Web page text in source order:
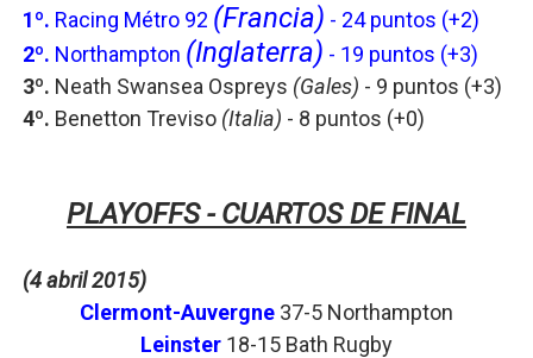
1º. Racing Métro 92 (Francia) - 24 puntos (+2)
2º. Northampton (Inglaterra) - 19 puntos (+3)
3º. Neath Swansea Ospreys (Gales) - 9 puntos (+3)
4º. Benetton Treviso (Italia) - 8 puntos (+0)
PLAYOFFS - CUARTOS DE FINAL
(4 abril 2015)
Clermont-Auvergne37-5 Northampton
Leinster 18-15 Bath Rugby